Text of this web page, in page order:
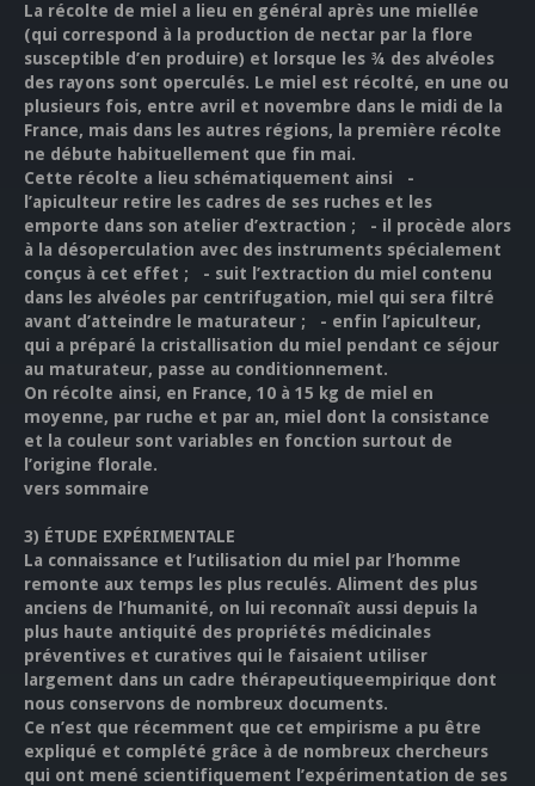
La récolte de miel a lieu en général après une miellée
(qui correspond à la production de nectar par la flore
susceptible d’en produire) et lorsque les ¾ des alvéoles
des rayons sont operculés. Le miel est récolté, en une ou
plusieurs fois, entre avril et novembre dans le midi de la
France, mais dans les autres régions, la première récolte
ne débute habituellement que fin mai.
Cette récolte a lieu schématiquement ainsi -
l’apiculteur retire les cadres de ses ruches et les
emporte dans son atelier d’extraction ; - il procède alors
à la désoperculation avec des instruments spécialement
conçus à cet effet ; - suit l’extraction du miel contenu
dans les alvéoles par centrifugation, miel qui sera filtré
avant d’atteindre le maturateur ; - enfin l’apiculteur,
qui a préparé la cristallisation du miel pendant ce séjour
au maturateur, passe au conditionnement.
On récolte ainsi, en France, 10 à 15 kg de miel en
moyenne, par ruche et par an, miel dont la consistance
et la couleur sont variables en fonction surtout de
l’origine florale.
vers sommaire
3) ÉTUDE EXPÉRIMENTALE
La connaissance et l’utilisation du miel par l’homme
remonte aux temps les plus reculés. Aliment des plus
anciens de l’humanité, on lui reconnaît aussi depuis la
plus haute antiquité des propriétés médicinales
préventives et curatives qui le faisaient utiliser
largement dans un cadre thérapeutiqueempirique dont
nous conservons de nombreux documents.
Ce n’est que récemment que cet empirisme a pu être
expliqué et complété grâce à de nombreux chercheurs
qui ont mené scientifiquement l’expérimentation de ses